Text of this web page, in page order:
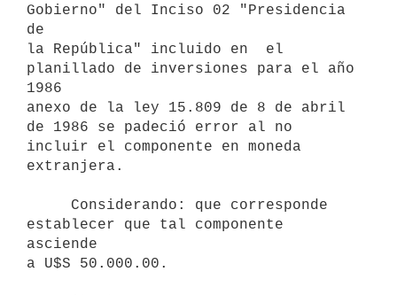
Gobierno" del Inciso 02 "Presidencia
de
la República" incluido en  el
planillado de inversiones para el año
1986
anexo de la ley 15.809 de 8 de abril
de 1986 se padeció error al no
incluir el componente en moneda
extranjera.
establecer que tal componente
asciende
a U$S 50.000.00.